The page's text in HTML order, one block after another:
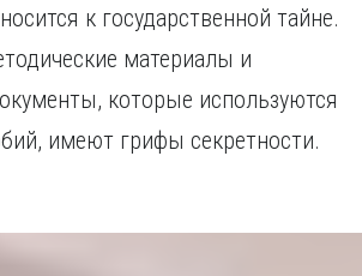
к государственной тайне.
материалы и
которые используются
имеют грифы секретности.